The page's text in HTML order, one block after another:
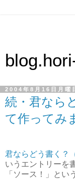
2004年8月16日月曜
続・君なら
て作ってみ
君ならどう書く？
いうエントリーを
「ソース！」とい